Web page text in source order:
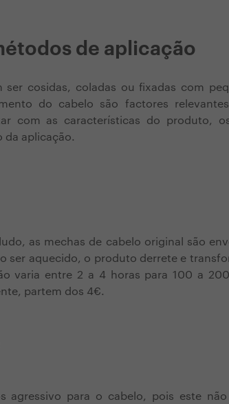
de aplicação
ser cosidas, coladas ou fixadas com
do cabelo são factores
com as características do produto,
da aplicação.
as mechas de cabelo original são
ser aquecido, o produto derrete e
varia entre 2 a 4 horas para 100 a
partem dos 4€.
agressivo para o cabelo, pois este